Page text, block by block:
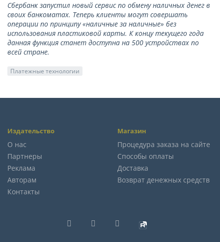
Сбербанк запустил новый сервис по обмену наличных денег в
своих банкоматах. Теперь клиенты могут совершать
операции по принципу «наличные за наличные» без
использования пластиковой карты. К концу текущего года
данная функция станет доступна на 500 устройствах по
всей стране.
Платежные технологии
Издательство
О нас
Партнеры
Реклама
Авторам
Контакты
Магазин
Процедура заказа на сайте
Способы оплаты
Доставка
Возврат денежных средств